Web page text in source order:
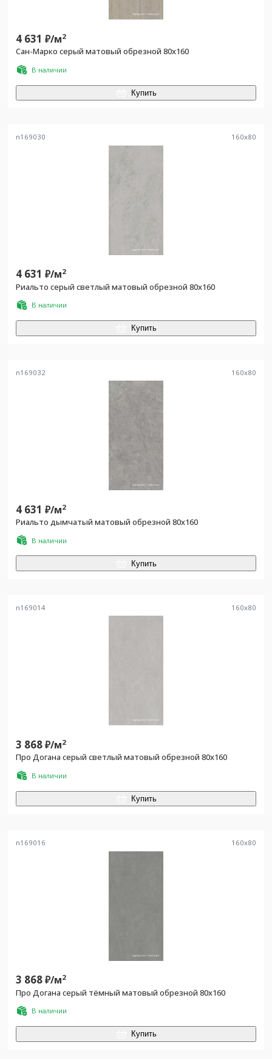
4 631 ₽/м2
Сан-Марко серый матовый обрезной 80x160
В наличии
Купить
n169030 160x80
4 631 ₽/м2
Риальто серый светлый матовый обрезной 80x160
В наличии
Купить
n169032 160x80
4 631 ₽/м2
Риальто дымчатый матовый обрезной 80x160
В наличии
Купить
n169014 160x80
3 868₽/м2
Про Догана серый светлый матовый обрезной 80x160
В наличии
Купить
n169016 160x80
3 868₽/м2
Про Догана серый тёмный матовый обрезной 80x160
В наличии
Купить